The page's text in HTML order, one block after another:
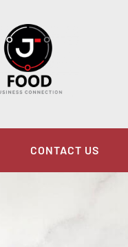
CONTACT US